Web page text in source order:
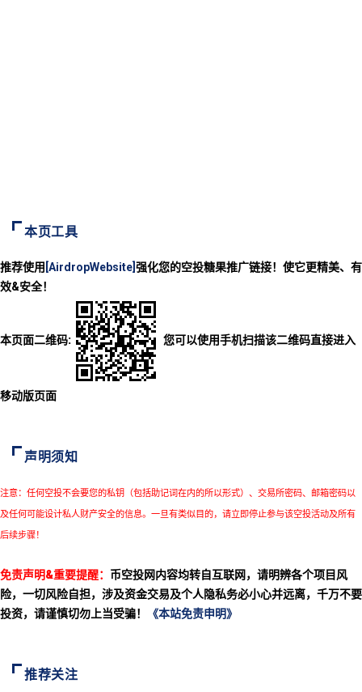
本页工具
推荐使用 [AirdropWebsite] 强化您的空投糖果推广链接！使它更精美、有
效&安全！
本页面二维码: 您可以使用手机扫描该二维码直接进入
移动版页面
声明须知
注意：任何空投不会要您的私钥（包括助记词在内的所以形式）、交易所密码、邮箱密码以
及任何可能设计私人财产安全的信息。一旦有类似目的，请立即停止参与该空投活动及所有
后续步骤！
免责声明&重要提醒： 币空投网内容均转自互联网，请明辨各个项目风
险，一切风险自担，涉及资金交易及个人隐私务必小心并远离，千万不要
投资，请谨慎切勿上当受骗！
《本站免责申明》
推荐关注